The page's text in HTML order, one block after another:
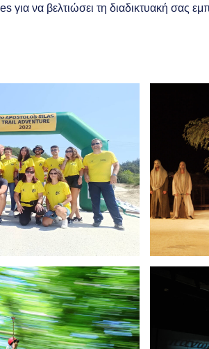
για να βελτιώσει τη διαδικτυακή σας
Silas Trail